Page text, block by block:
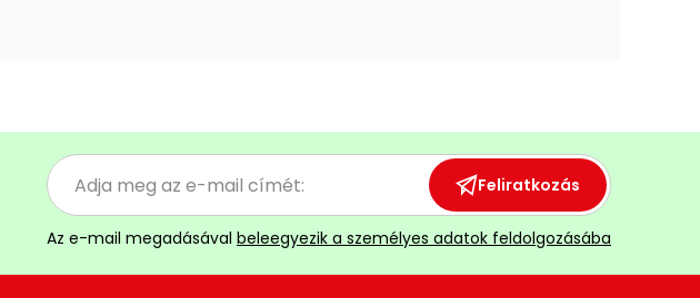
Feliratkozás
Az e-mail megadásával beleegyezik a személyes adatok feldolgozásába